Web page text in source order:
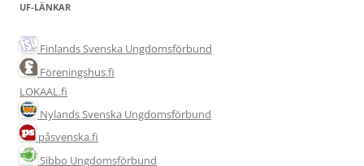
UF-LÄNKAR
Finlands Svenska Ungdomsförbund
Föreningshus.fi
LOKAAL.fi
Nylands Svenska Ungdomsförbund
påsvenska.fi
Sibbo Ungdomsförbund